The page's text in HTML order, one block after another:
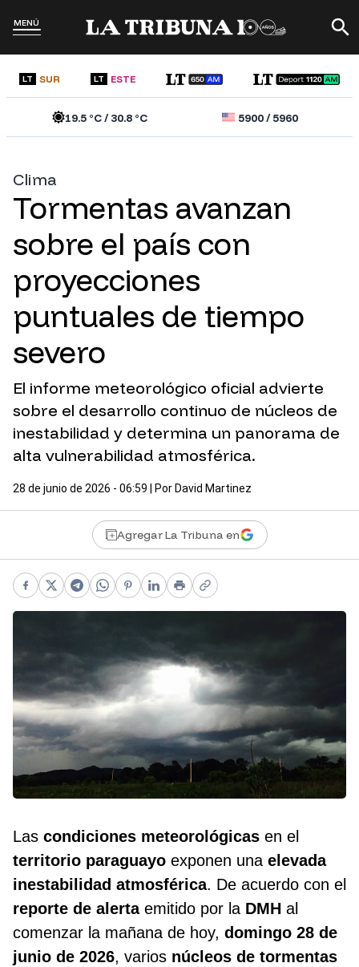
MENÚ
LT SUR LT ESTE
19.5°C /30.8°C 5900/5960
Clima
Tormentas avanzan
sobre el país con
proyecciones
puntuales de tiempo
severo
El informe meteorológico oficial advierte
sobre el desarrollo continuo de núcleos de
inestabilidad y determina un panorama de
alta vulnerabilidad atmosférica.
28 de junio de 2026 - 06:59 | Por David Martinez
Agregar La Tribuna en
Facebook
X Telegram
WhatsApp
Pinterest
LinkedIn
PrintCopy link
Las condiciones meteorológicas en el
territorio paraguayo exponen una elevada
inestabilidad atmosférica. De acuerdo con el
reporte de alertaemitido por la DMH al
comenzar la mañana de hoy, domingo 28 de
junio de 2026, varios núcleos de tormentas